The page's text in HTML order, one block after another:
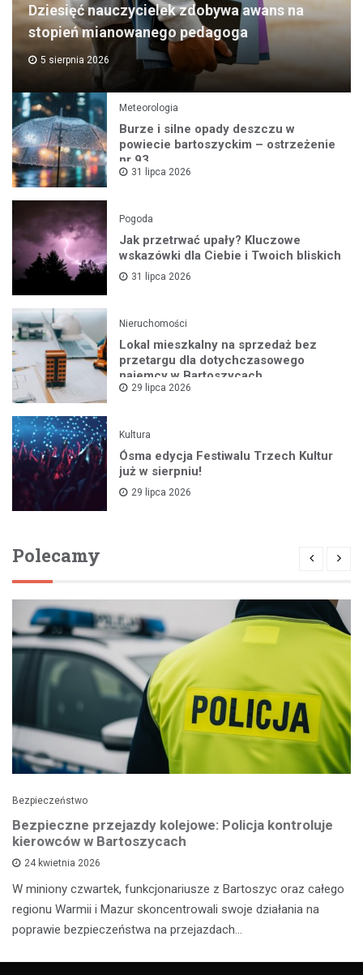
Dziesięć nauczycielek zdobywa awans na
stopień mianowanego pedagoga
5 sierpnia 2026
Meteorologia
Burze i silne opady deszczu w
powiecie bartoszyckim – ostrzeżenie
nr 93
31 lipca 2026
Pogoda
Jak przetrwać upały? Kluczowe
wskazówki dla Ciebie i Twoich bliskich
31 lipca 2026
Nieruchomości
Lokal mieszkalny na sprzedaż bez
przetargu dla dotychczasowego
najemcy w Bartoszycach
29 lipca 2026
Kultura
Ósma edycja Festiwalu Trzech Kultur
już w sierpniu!
29 lipca 2026
Polecamy
Bezpieczeństwo
Bezpieczne przejazdy kolejowe: Policja kontroluje
kierowców w Bartoszycach
24 kwietnia 2026
W miniony czwartek, funkcjonariusze z Bartoszyc oraz całego
regionu Warmii i Mazur skoncentrowali swoje działania na
poprawie bezpieczeństwa na przejazdach…